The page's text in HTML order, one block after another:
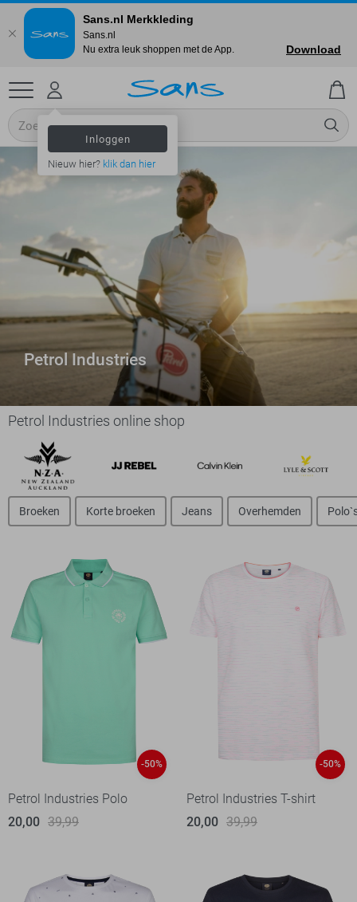
Inloggen
Nieuw hier? klik dan hier
Petrol Industries
Petrol Industries online shop
Broeken Korte broeken Jeans Overhemden
-50%
Petrol Industries Polo
20,00 39,99
-50%
Petrol Industries T-shirt
20,00 39,99
Sans.nl Merkkleding
Sans.nl
Nu extra leuk shoppen met de App.
Download